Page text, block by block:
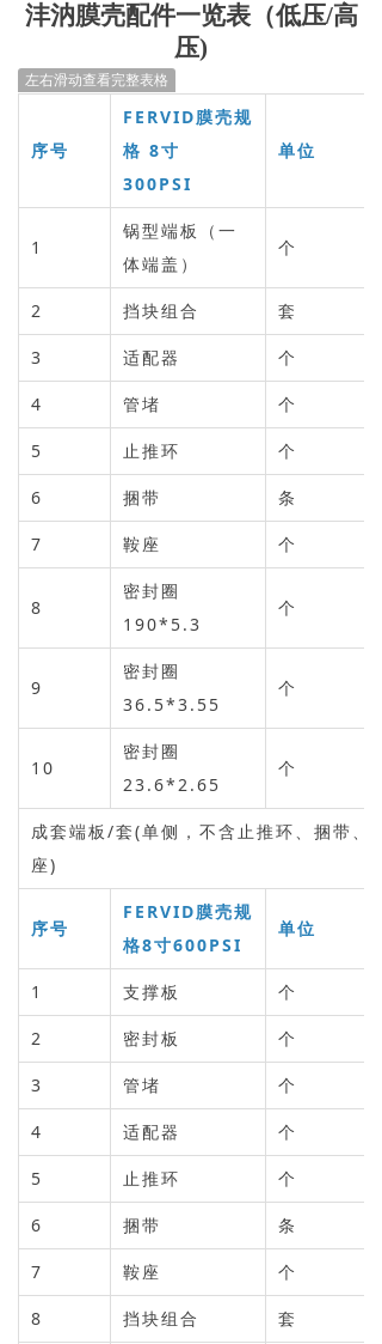
→ PE水箱及配件
→ 水处理药剂
新闻资讯
→ 公司新闻
→ 常见问题
联系我们
沣汭膜壳配件一览表（低压/高
压)
左右滑动查看完整表格
序号
FERVID膜壳规
格 8寸
300PSI
单位
1
锅型端板（一
体端盖）
个
2 挡块组合 套
3 适配器 个
4 管堵 个
5 止推环 个
6 捆带 条
7 鞍座 个
8
密封圈
190*5.3
个
9
密封圈
36.5*3.55
个
10
密封圈
23.6*2.65
个
成套端板/套(单侧，不含止推环、捆带、鞍
座)
序号
FERVID膜壳规
格8寸600PSI
单位
1 支撑板 个
2 密封板 个
3 管堵 个
4 适配器 个
5 止推环 个
6 捆带 条
7 鞍座 个
8 挡块组合 套